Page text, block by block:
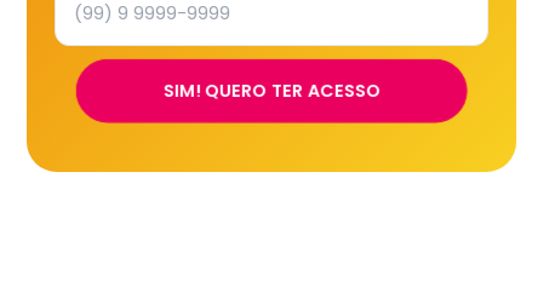
SIM! QUERO TER ACESSO